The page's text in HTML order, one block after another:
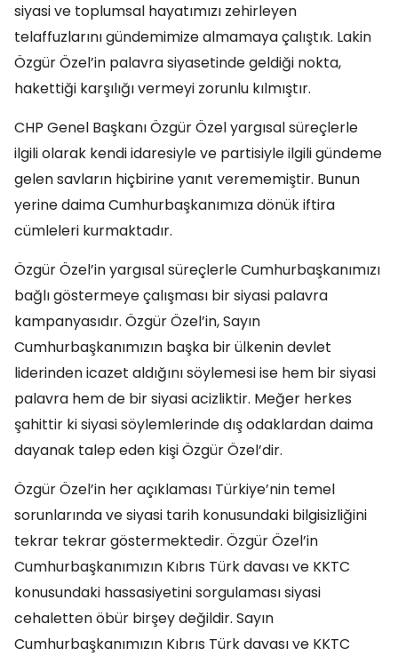
siyasi ve toplumsal hayatımızı zehirleyen
telaffuzlarını gündemimize almamaya çalıştık. Lakin
Özgür Özel’in palavra siyasetinde geldiği nokta,
hakettiği karşılığı vermeyi zorunlu kılmıştır.
CHP Genel Başkanı Özgür Özel yargısal süreçlerle
ilgili olarak kendi idaresiyle ve partisiyle ilgili gündeme
gelen savların hiçbirine yanıt verememiştir. Bunun
yerine daima Cumhurbaşkanımıza dönük iftira
cümleleri kurmaktadır.
Özgür Özel’in yargısal süreçlerle Cumhurbaşkanımızı
bağlı göstermeye çalışması bir siyasi palavra
kampanyasıdır. Özgür Özel’in, Sayın
Cumhurbaşkanımızın başka bir ülkenin devlet
liderinden icazet aldığını söylemesi ise hem bir siyasi
palavra hem de bir siyasi acizliktir. Meğer herkes
şahittir ki siyasi söylemlerinde dış odaklardan daima
dayanak talep eden kişi Özgür Özel’dir.
Özgür Özel’in her açıklaması Türkiye’nin temel
sorunlarında ve siyasi tarih konusundaki bilgisizliğini
tekrar tekrar göstermektedir. Özgür Özel’in
Cumhurbaşkanımızın Kıbrıs Türk davası ve KKTC
konusundaki hassasiyetini sorgulaması siyasi
cehaletten öbür birşey değildir. Sayın
Cumhurbaşkanımızın Kıbrıs Türk davası ve KKTC